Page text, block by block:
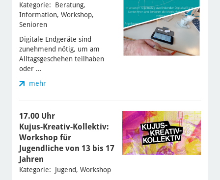
Kategorie: Beratung,
Information, Workshop,
Senioren
Digitale Endgeräte sind
zunehmend nötig, um am
Alltagsgeschehen teilhaben
oder ...
mehr
17.00 Uhr
Kujus-Kreativ-Kollektiv:
Workshop für
Jugendliche von 13 bis 17
Jahren
Kategorie: Jugend, Workshop